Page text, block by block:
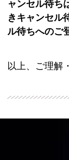
ャンセル待ち
きキャンセル
ル待ちへのご
以上、ご理解